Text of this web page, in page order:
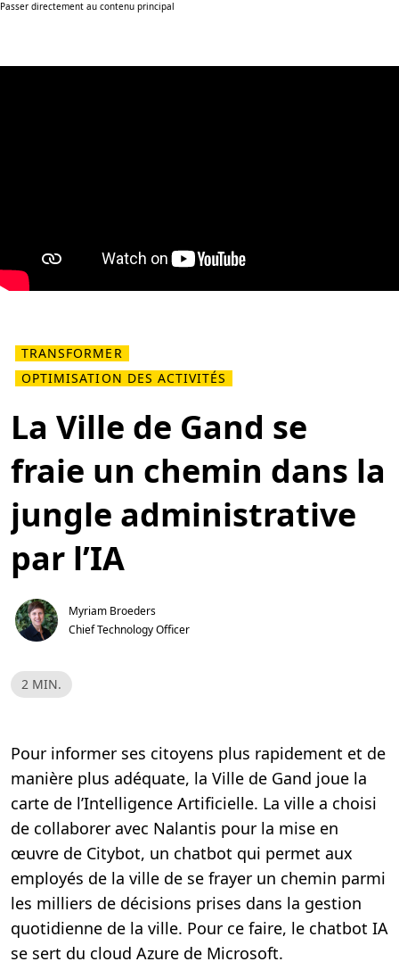
Passer directement au contenu principal
TRANSFORMER
OPTIMISATION DES ACTIVITÉS
La Ville de Gand se
fraie un chemin dans la
jungle administrative
par l’IA
Myriam Broeders
Chief Technology Officer
T
e
e
e
t
r
,
m
2 MIN.
Pour informer ses citoyens plus rapidement et de
manière plus adéquate, la Ville de Gand joue la
carte de l’Intelligence Artificielle. La ville a choisi
de collaborer avec Nalantis pour la mise en
œuvre de Citybot, un chatbot qui permet aux
employés de la ville de se frayer un chemin parmi
les milliers de décisions prises dans la gestion
quotidienne de la ville. Pour ce faire, le chatbot IA
se sert du cloud Azure de Microsoft.